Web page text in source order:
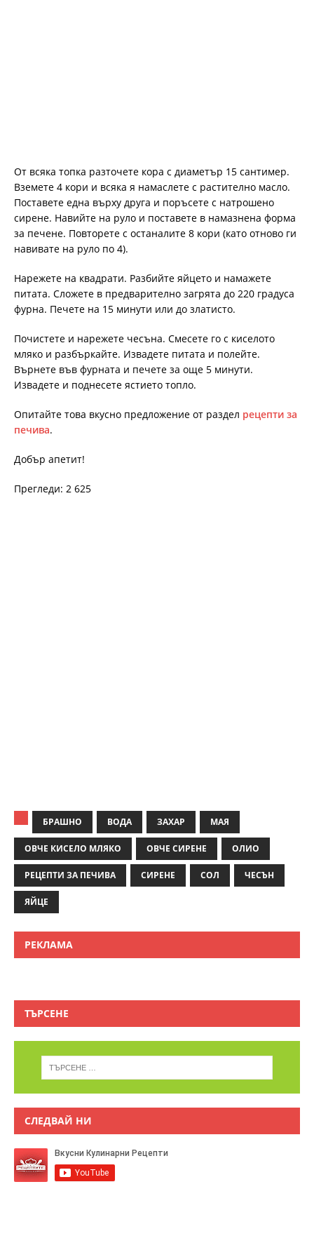
От всяка топка разточете кора с диаметър 15 сантимер.
Вземете 4 кори и всяка я намаслете с растително масло.
Поставете една върху друга и поръсете с натрошено
сирене. Навийте на руло и поставете в намазнена форма
за печене. Повторете с останалите 8 кори (като отново ги
навивате на руло по 4).
Нарежете на квадрати. Разбийте яйцето и намажете
питата. Сложете в предварително загрята до 220 градуса
фурна. Печете на 15 минути или до златисто.
Почистете и нарежете чесъна. Смесете го с киселото
мляко и разбъркайте. Извадете питата и полейте.
Върнете във фурната и печете за още 5 минути.
Извадете и поднесете ястието топло.
Опитайте това вкусно предложение от раздел рецепти за
печива.
Добър апетит!
Прегледи: 2 625
БРАШНО ВОДА ЗАХАР МАЯ
ОВЧЕ КИСЕЛО МЛЯКО ОВЧЕ СИРЕНЕ ОЛИО
РЕЦЕПТИ ЗА ПЕЧИВА СИРЕНЕ СОЛ ЧЕСЪН
ЯЙЦЕ
РЕКЛАМА
ТЪРСЕНЕ
СЛЕДВАЙ НИ